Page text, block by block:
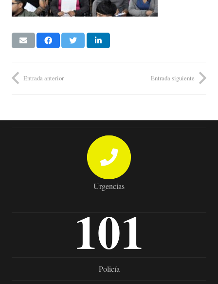
Entrada anterior Entrada siguiente
Urgencias
101
Policía